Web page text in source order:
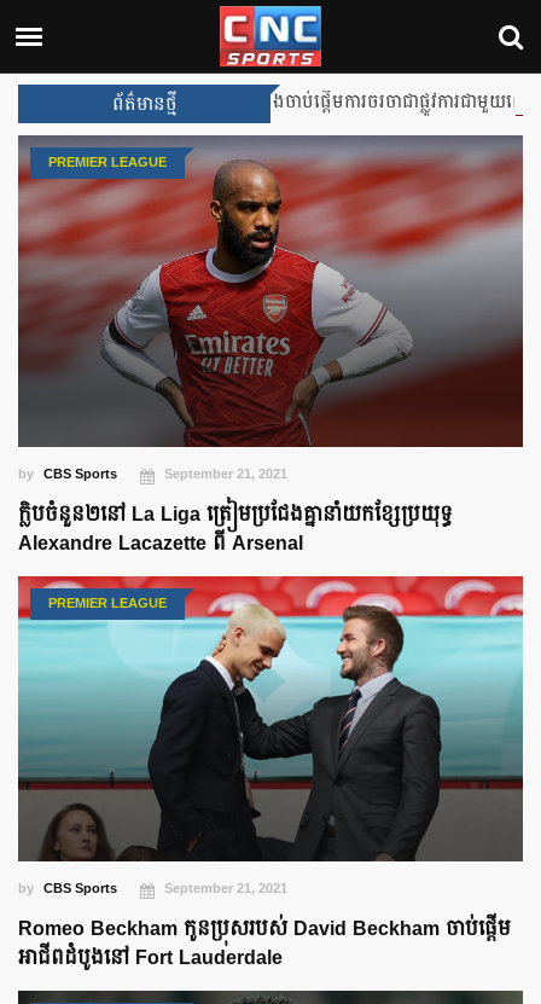
ព័ត៌មានថ្មី
Liverpool នឹងចាប់ផ្តើមការចរចាជាផ្លូវការជាមួយលោក Iraola
PREMIER LEAGUE
by CBS Sports September 21, 2021
ក្លិបចំនួន២នៅ La Liga ត្រៀមប្រជែងគ្នានាំយកខ្សែប្រយុទ្ធ
Alexandre Lacazette ពី Arsenal
PREMIER LEAGUE
by CBS Sports September 21, 2021
Romeo Beckham កូនប្រុសរបស់ David Beckham ចាប់ផ្តើម
អាជីពដំបូងនៅ Fort Lauderdale